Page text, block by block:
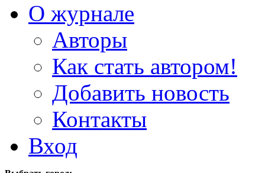
О журнале
Авторы
Как стать автором!
Добавить новость
Контакты
Вход